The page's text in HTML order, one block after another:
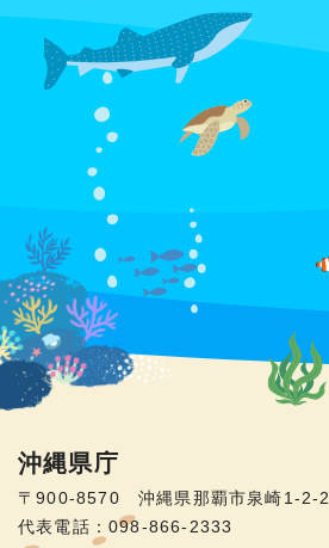
沖縄県庁
〒900-8570 沖縄県那覇市泉崎1-2-2
代表電話：098-866-2333